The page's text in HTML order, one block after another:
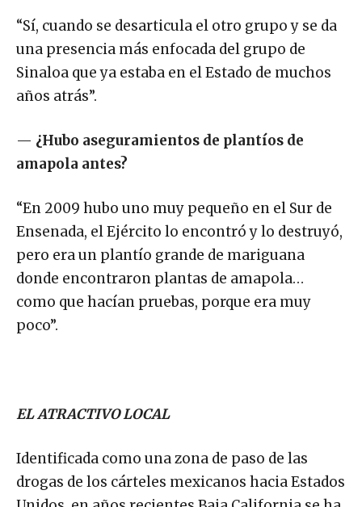
“Sí, cuando se desarticula el otro grupo y se da
una presencia más enfocada del grupo de
Sinaloa que ya estaba en el Estado de muchos
años atrás”.
— ¿Hubo aseguramientos de plantíos de
amapola antes?
“En 2009 hubo uno muy pequeño en el Sur de
Ensenada, el Ejército lo encontró y lo destruyó,
pero era un plantío grande de mariguana
donde encontraron plantas de amapola…
como que hacían pruebas, porque era muy
poco”.
EL ATRACTIVO LOCAL
Identificada como una zona de paso de las
drogas de los cárteles mexicanos hacia Estados